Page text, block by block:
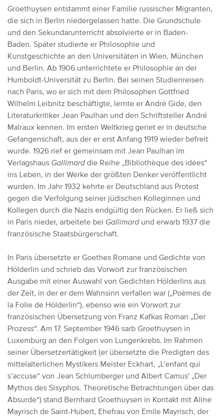
Groethuysen entstammt einer Familie russischer Migranten,
die sich in Berlin niedergelassen hatte. Die Grundschule
und den Sekundarunterricht absolvierte er in Baden-
Baden. Später studierte er Philosophie und
Kunstgeschichte an den Universitäten in Wien, München
und Berlin. Ab 1906 unterrichtete er Philosophie an der
Humboldt-Universität zu Berlin. Bei seinen Studienreisen
nach Paris, wo er sich mit dem Philosophen Gottfried
Wilhelm Leibnitz beschäftigte, lernte er André Gide, den
Literaturkritiker Jean Paulhan und den Schriftsteller André
Malraux kennen. Im ersten Weltkrieg geriet er in deutsche
Gefangenschaft, aus der er erst Anfang 1919 wieder befreit
wurde. 1926 rief er gemeinsam mit Jean Paulhan im
Verlagshaus Gallimarddie Reihe „Bibliothèque des idées“
ins Leben, in der Werke der größten Denker veröffentlicht
wurden. Im Jahr 1932 kehrte er Deutschland aus Protest
gegen die Verfolgung seiner jüdischen Kolleginnen und
Kollegen durch die Nazis endgültig den Rücken. Er ließ sich
in Paris nieder, arbeitete bei Gallimard und erwarb 1937 die
französische Staatsbürgerschaft.
In Paris übersetzte er Goethes Romane und Gedichte von
Hölderlin und schrieb das Vorwort zur französischen
Ausgabe mit einer Auswahl von Gedichten Hölderlins aus
der Zeit, in der er dem Wahnsinn verfallen war („Poèmes de
la Folie de Hölderlin“), ebenso wie ein Vorwort zur
französischen Übersetzung von Franz Kafkas Roman „Der
Prozess“. Am 17. September 1946 sarb Groethuysen in
Luxemburg an den Folgen von Lungenkrebs. Im Rahmen
seiner Übersetzertätigkeit (er übersetzte die Predigten des
mittelalterlichen Mystikers Meister Eckhart, „L’enfant qui
s’accuse“ von Jean Schlumberger und Albert Camus' „Der
Mythos des Sisyphos. Theoretische Betrachtungen über das
Absurde“) stand Bernhard Groethuysen in Kontakt mit Aline
Mayrisch de Saint-Hubert, Ehefrau von Emile Mayrisch, der